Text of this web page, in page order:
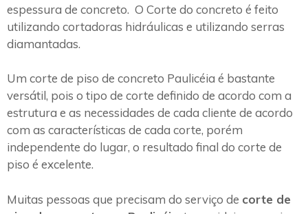
espessura de concreto. O Corte do concreto é feito
utilizando cortadoras hidráulicas e utilizando serras
diamantadas.
Um corte de piso de concreto Paulicéia é bastante
versátil, pois o tipo de corte definido de acordo com a
estrutura e as necessidades de cada cliente de acordo
com as características de cada corte, porém
independente do lugar, o resultado final do corte de
piso é excelente.
Muitas pessoas que precisam do serviço de corte de